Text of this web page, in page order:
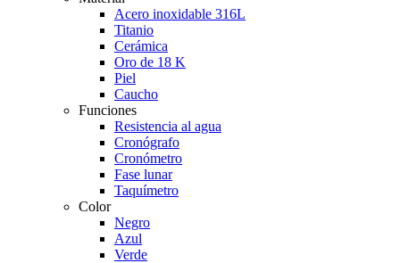
Acero inoxidable 316L
Titanio
Cerámica
Oro de 18 K
Piel
Caucho
Funciones
Resistencia al agua
Cronógrafo
Cronómetro
Fase lunar
Taquímetro
Color
Negro
Azul
Verde